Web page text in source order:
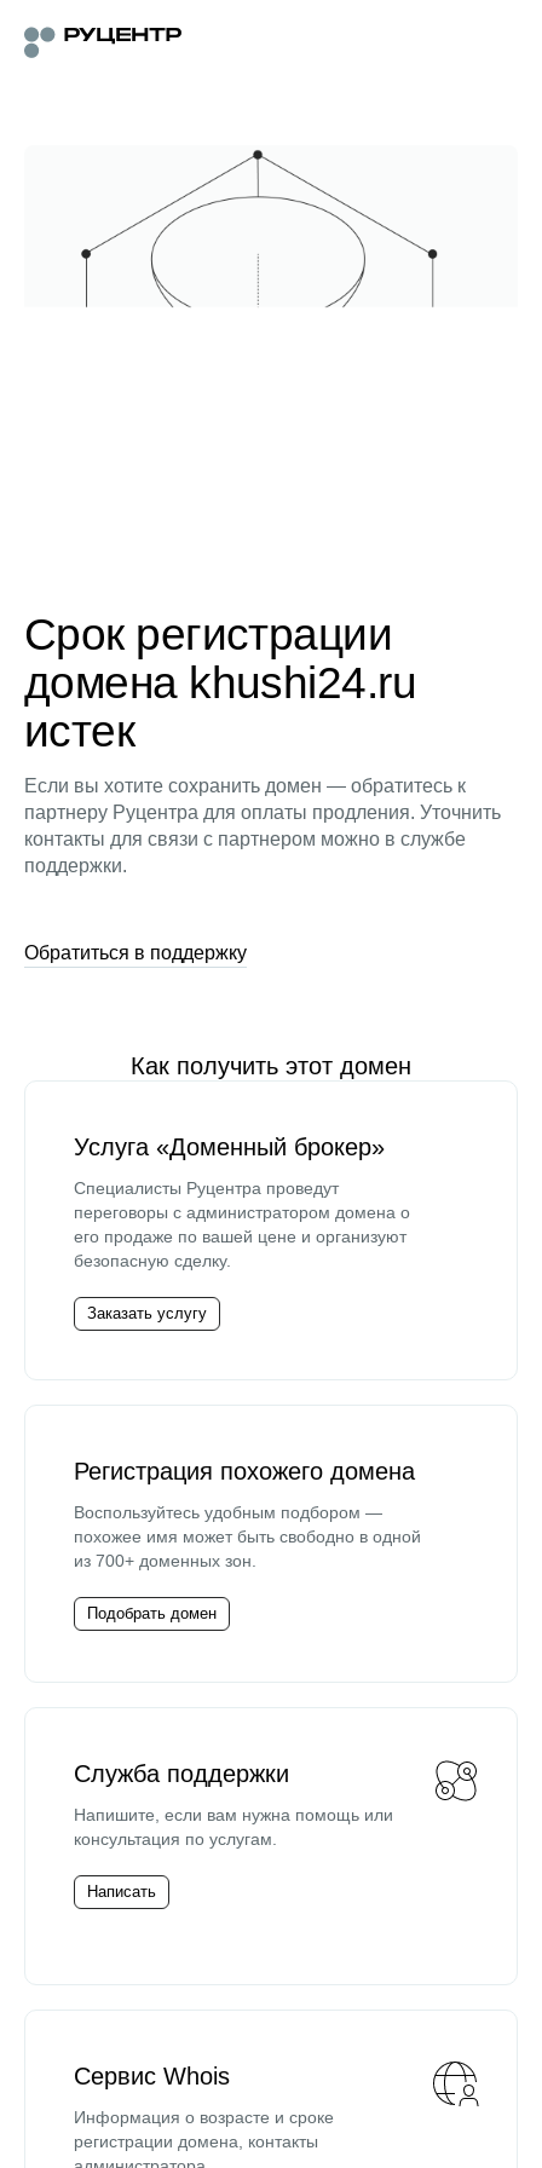
Срок регистрации
домена khushi24.ru
истек
Если вы хотите сохранить домен — обратитесь к
партнеру Руцентра для оплаты продления. Уточнить
контакты для связи с партнером можно в службе
поддержки.
Обратиться в поддержку
Как получить этот домен
Услуга «Доменный брокер»
Специалисты Руцентра проведут
переговоры с администратором домена о
его продаже по вашей цене и организуют
безопасную сделку.
Заказать услугу
Регистрация похожего домена
Воспользуйтесь удобным подбором —
похожее имя может быть свободно в одной
из 700+ доменных зон.
Подобрать домен
Служба поддержки
Напишите, если вам нужна помощь или
консультация по услугам.
Написать
Сервис Whois
Информация о возрасте и сроке
регистрации домена, контакты